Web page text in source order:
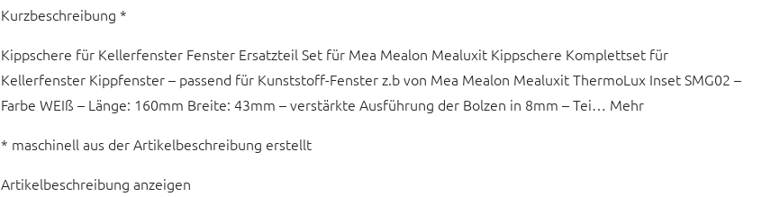
Kurzbeschreibung *
Kippschere für Kellerfenster Fenster Ersatzteil Set für Mea Mealon Mealuxit Kippschere Komplettset für
Kellerfenster Kippfenster – passend für Kunststoff-Fenster z.b von Mea Mealon Mealuxit ThermoLux Inset SMG02 –
Farbe WEIß – Länge: 160mm Breite: 43mm – verstärkte Ausführung der Bolzen in 8mm – Tei… Mehr
* maschinell aus der Artikelbeschreibung erstellt
Artikelbeschreibung anzeigen